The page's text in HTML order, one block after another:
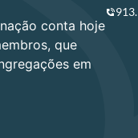
conta hoje
que
em